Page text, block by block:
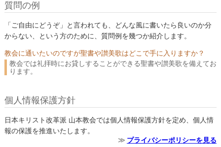
質問の例
「ご自由にどうぞ」と言われても、どんな風に書いたら良いのか分
からない、という方のために、質問例を幾つか紹介します。
教会に通いたいのですが聖書や讃美歌はどこで手に入りますか？
教会では礼拝時にお貸しすることができる聖書や讃美歌を備えてお
ります。
個人情報保護方針
日本キリスト改革派 山本教会では個人情報保護方針を定め、個人情
報の保護を推進いたします。
プライバシーポリシーを見る